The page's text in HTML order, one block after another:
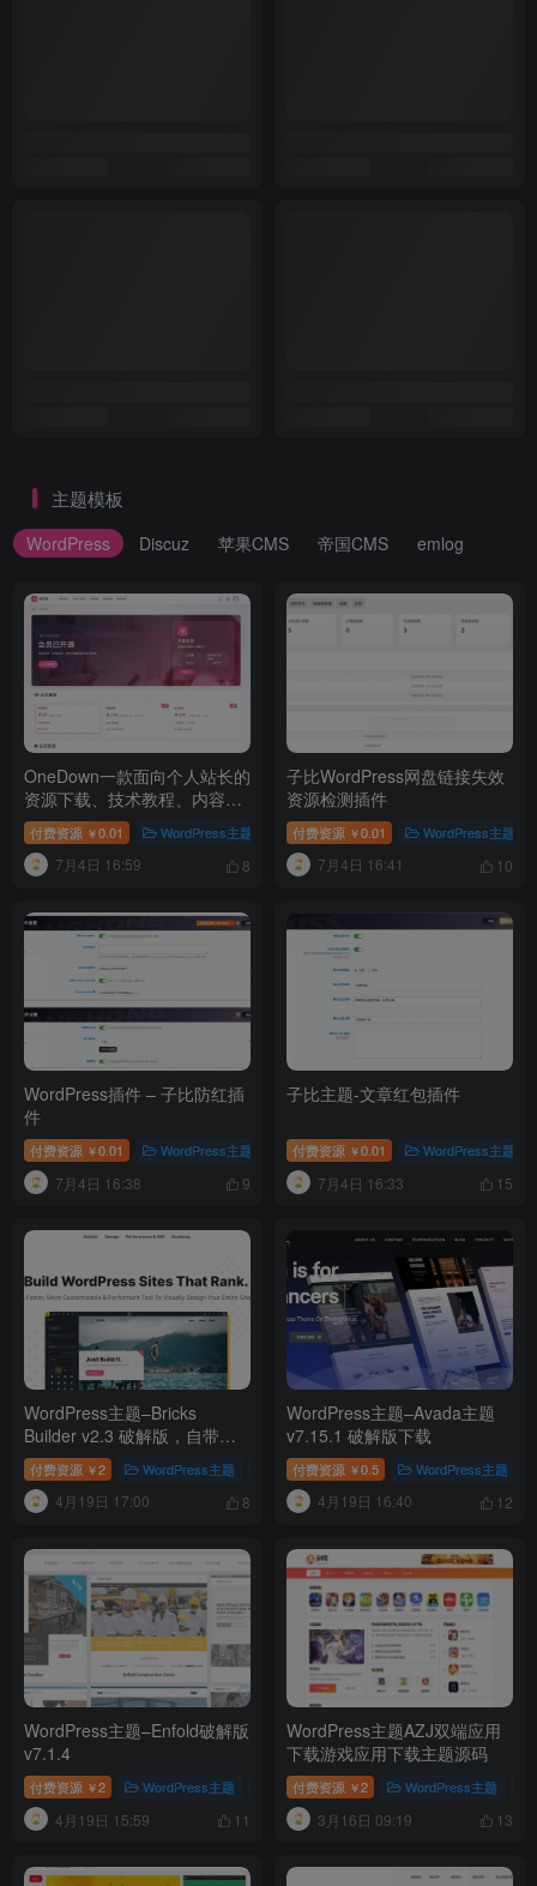
主题模板
WordPress Discuz 苹果CMS 帝国CMS emlog
OneDown一款面向个人站长的
资源下载、技术教程、内容资
讯类站点的 WordPress 主题
付费资源 ￥0.01 WordPress主题 # WordPress模板 # 资源模板 # 软件下
7月4日 16:59 8
子比WordPress网盘链接失效
资源检测插件
付费资源 ￥0.01 WordPress主题
7月4日 16:41 10
WordPress插件 – 子比防红插
件
付费资源 ￥0.01 WordPress主题 # WordPress插件 # 子比防红插件
7月4日 16:38 9
子比主题-文章红包插件
付费资源 ￥0.01 WordPress主题
7月4日 16:33 15
WordPress主题–Bricks
Builder v2.3 破解版，自带可
视化编辑器的主题
付费资源 ￥2 WordPress主题 # WordPress模板 # Bricks Builder v2.3 破解
4月19日 17:00 8
WordPress主题–Avada主题
v7.15.1 破解版下载
付费资源 ￥0.5 WordPress主题
4月19日 16:40 12
WordPress主题–Enfold破解版
v7.1.4
付费资源 ￥2 WordPress主题 # WordPress模板 # Enfold破解版 # Enfold
4月19日 15:59 11
WordPress主题AZJ双端应用
下载游戏应用下载主题源码
付费资源 ￥2 WordPress主题
3月16日 09:19 13